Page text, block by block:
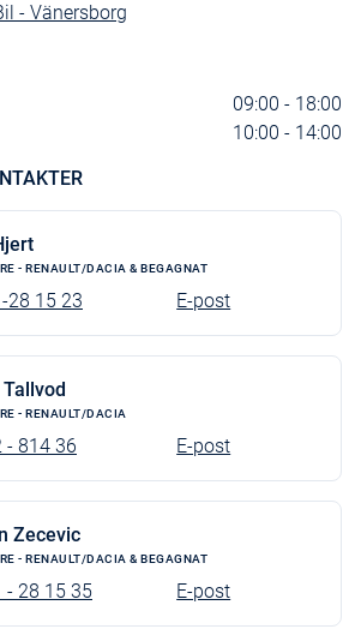
bak
- Vänersborg
09:00 - 18:00
10:00 - 14:00
- RENAULT/DACIA & BEGAGNAT
28 15 23 E-post
- RENAULT/DACIA
- 814 36 E-post
Zecevic
- RENAULT/DACIA & BEGAGNAT
- 28 15 35 E-post